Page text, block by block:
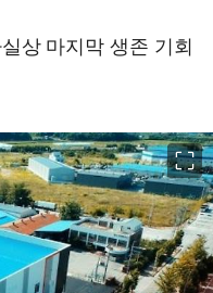
상 마지막 생존 기회